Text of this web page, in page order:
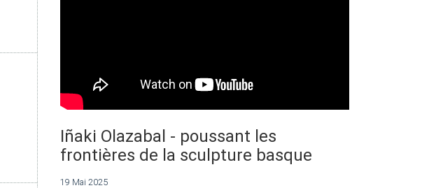
Iñaki Olazabal - poussant les
frontières de la sculpture basque
19 Mai 2025